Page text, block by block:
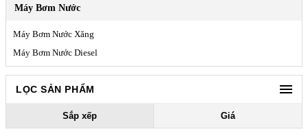
Máy Bơm Nước
Máy Bơm Nước Xăng
Máy Bơm Nước Diesel
LỌC SẢN PHẨM
Sắp xếp Giá